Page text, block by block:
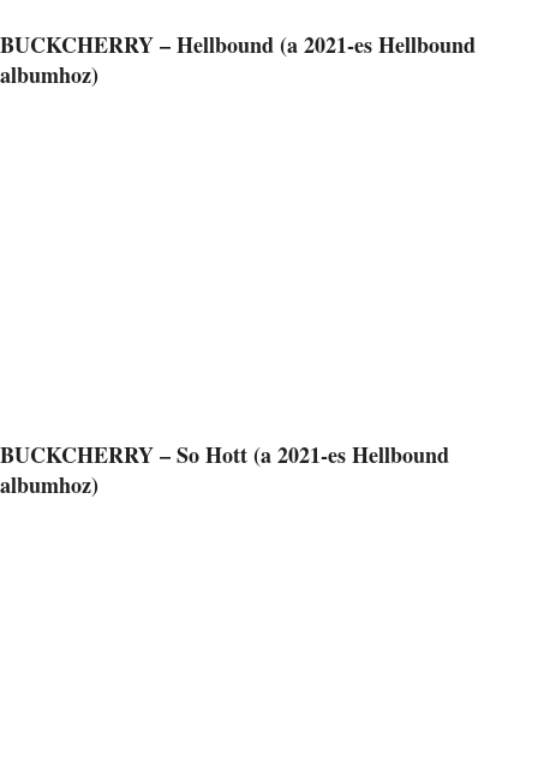
BUCKCHERRY – Hellbound (a 2021-es Hellbound
albumhoz)
BUCKCHERRY – So Hott (a 2021-es Hellbound
albumhoz)